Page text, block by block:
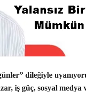
ünler” dileğiyle uyanı
iş güç, sosyal medya